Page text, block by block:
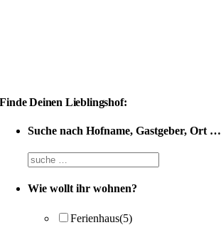
Finde Deinen Lieblingshof:
Suche nach Hofname, Gastgeber, Ort …
Suchfeld
Hofname
Wie wollt ihr wohnen?
Ferienhaus(5)